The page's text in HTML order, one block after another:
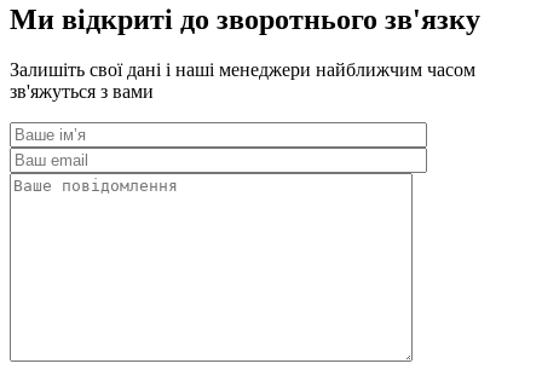
Ми відкриті до зворотнього зв'язку
Залишіть свої дані і наші менеджери найближчим часом
зв'яжуться з вами